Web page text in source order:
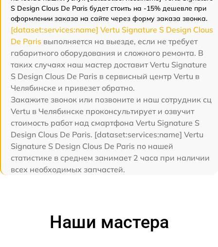
S Design Clous De Paris будет стоить на -15% дешевле при
оформлении заказа на сайте через форму заказа звонка.
[dataset:services:name] Vertu Signature S Design Clous
De Paris выполняется на выезде, если не требует
габаритного оборудования и сложного ремонта. В
таких случаях наш мастер доставит Vertu Signature
S Design Clous De Paris в сервисный центр Vertu в
Челябинске и привезет обратно.
Закажите звонок или позвоните и наш сотрудник сц
Vertu в Челябинске проконсультирует и озвучит
стоимость работ над смартфона Vertu Signature S
Design Clous De Paris. [dataset:services:name] Vertu
Signature S Design Clous De Paris по нашей
статистике в среднем занимает 2 часа при наличии
всех необходимых запчастей.
Наши мастера